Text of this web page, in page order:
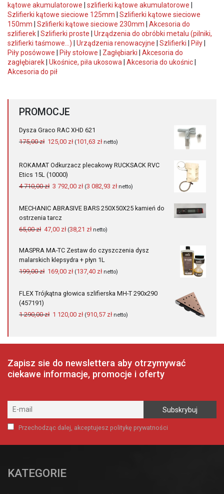
kątowe akumulatorowe
szlifierki kątowe akumulatorowe
Szlifierki kątowe sieciowe 125mm
Szlifierki kątowe sieciowe
150mm
Szlifierki kątowe sieciowe 230mm
Akcesoria do
szlifierek Szlifierki proste
Urządzenia do obróbki metalu (pilniki,
szlifierki taśmowe...)
Urządzenia renowacyjne Szlifierki Piły
Piły posówowe
Piły stołowe Zagłębiarki
Akcesoria do
zagłębiarek Ukośnice, piła ukosowa Akcesoria do ukośnic
Akcesoria do pił
PROMOCJE
Dysza Graco RAC XHD 621
175,00zł Pierwotna
175,00 zł.
125,00 złAktualna
125,00 zł.
(101,63 złnetto)
ROKAMAT Odkurzacz plecakowy RUCKSACK RVC
Etics 15L (10000)
4 710,00zł Pierwotna
wynosiła:
3 792,00 złAktualna
wynosi:
(3 082,93 złnetto)
MECHANIC ABRASIVE BARS 250Х50Х25 kamień do
ostrzenia tarcz
65,00zł Pierwotna
wynosiła:
65,00 zł.
47,00 złAktualna
wynosi:
47,00 zł.
(38,21 złnetto)
MASPRA MA-TC Zestaw do czyszczenia dysz
malarskich klepsydra + płyn 1L
199,00zł Pierwotna
wynosiła:
199,00 zł.
169,00 złAktualna
wynosi:
(137,40 złnetto)
FLEX Trójkątna głowica szlifierska MH-T 290x290
(457191)
1 290,00zł Pierwotna
1
1 120,00 złAktualna
1
(910,57 złnetto)
Zapisz sie do newslettera aby otrzymywać
ciekawe informacje, promocje i oferty
Przechodząc dalej, akceptujesz politykę prywatności
KATEGORIE